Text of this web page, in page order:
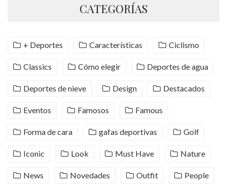
CATEGORÍAS
+ Deportes Características Ciclismo
Classics Cómo elegir Deportes de agua
Deportes de nieve Design Destacados
Eventos Famosos Famous
Forma de cara gafas deportivas Golf
Iconic Look Must Have Nature
News Novedades Outfit People